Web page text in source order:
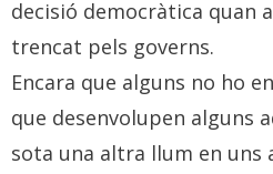
decisió democràtica quan
trencat pels governs.
Encara que alguns no ho
que desenvolupen alguns
sota una altra llum en uns